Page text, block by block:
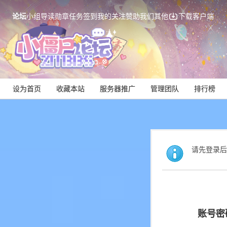
论坛小组导读勋章任务签到我的关注赞助我们其他 下载客户端
设为首页 收藏本站 服务器推广 管理团队 排行榜
请先登录
账号